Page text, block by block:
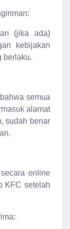
(jika ada)
kebijakan
berlaku.
semua
alamat
sudah benar
online
KFC setelah